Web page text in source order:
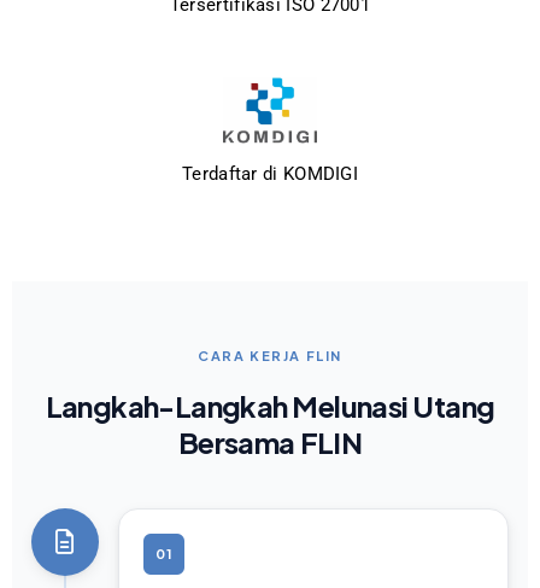
Terdaftar di KOMDIGI
CARA KERJA FLIN
Langkah-Langkah Melunasi Utang
Bersama FLIN
01